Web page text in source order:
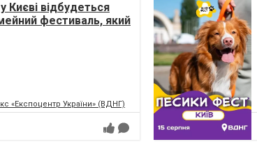
Києві відбудеться
фестиваль, який
на ВДНГ на чарівну
«Експоцентр України» (ВДНГ)